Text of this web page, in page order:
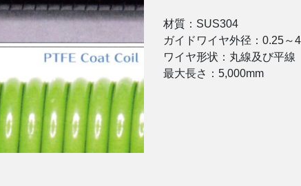
材質：SUS304
ガイドワイヤ外径：0.25～
ワイヤ形状：丸線及び平線
最大長さ：5,000mm